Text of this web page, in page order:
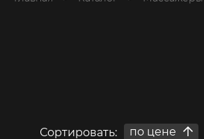
Сортировать: по цене